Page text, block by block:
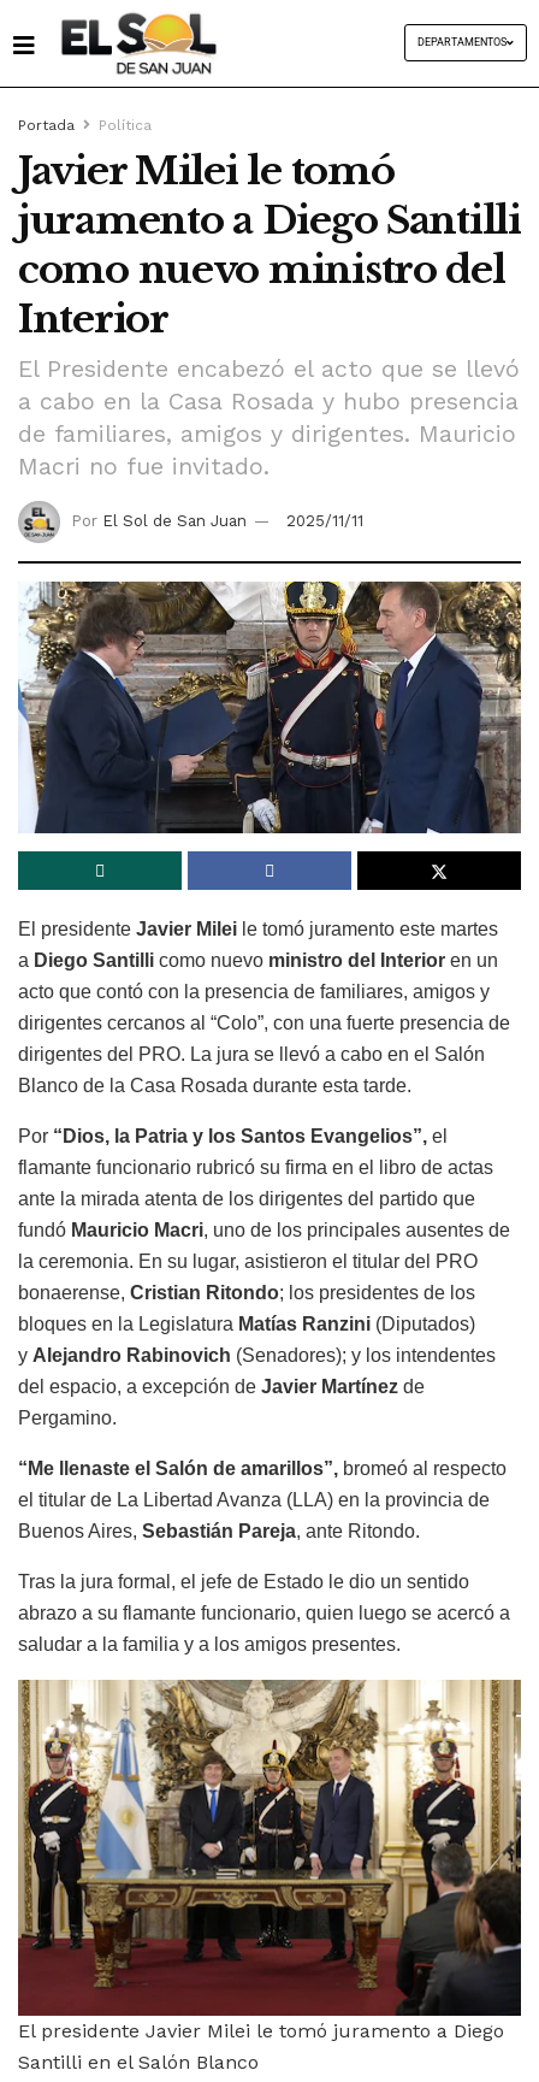
DEPARTAMENTOS
Portada Política
Javier Milei le tomó
juramento a Diego Santilli
como nuevo ministro del
Interior
El Presidente encabezó el acto que se llevó
a cabo en la Casa Rosada y hubo presencia
de familiares, amigos y dirigentes. Mauricio
Macri no fue invitado.
Por El Sol de San Juan 2025/11/11
El presidente Javier Milei le tomó juramento este martes
a Diego Santilli como nuevo ministro del Interior en un
acto que contó con la presencia de familiares, amigos y
dirigentes cercanos al “Colo”, con una fuerte presencia de
dirigentes del PRO. La jura se llevó a cabo en el Salón
Blanco de la Casa Rosada durante esta tarde.
Por “Dios, la Patria y los Santos Evangelios”, el
flamante funcionario rubricó su firma en el libro de actas
ante la mirada atenta de los dirigentes del partido que
fundó Mauricio Macri, uno de los principales ausentes de
la ceremonia. En su lugar, asistieron el titular del PRO
bonaerense, Cristian Ritondo; los presidentes de los
bloques en la Legislatura Matías Ranzini (Diputados)
y Alejandro Rabinovich (Senadores); y los intendentes
del espacio, a excepción de Javier Martínez de
Pergamino.
“Me llenaste el Salón de amarillos”, bromeó al respecto
el titular de La Libertad Avanza (LLA) en la provincia de
Buenos Aires, Sebastián Pareja, ante Ritondo.
Tras la jura formal, el jefe de Estado le dio un sentido
abrazo a su flamante funcionario, quien luego se acercó a
saludar a la familia y a los amigos presentes.
El presidente Javier Milei le tomó juramento a Diego
Santilli en el Salón Blanco